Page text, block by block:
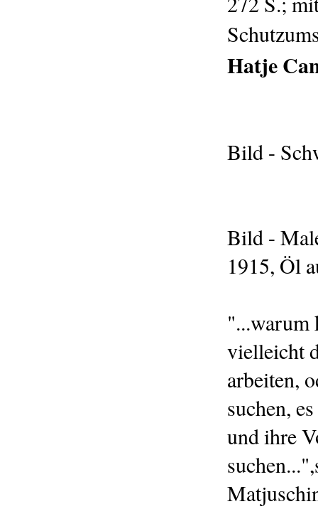
Hatje
Bild -
Bild -
1915, Öl
"...warum
vielleicht
arbeiten,
suchen,
und ihre